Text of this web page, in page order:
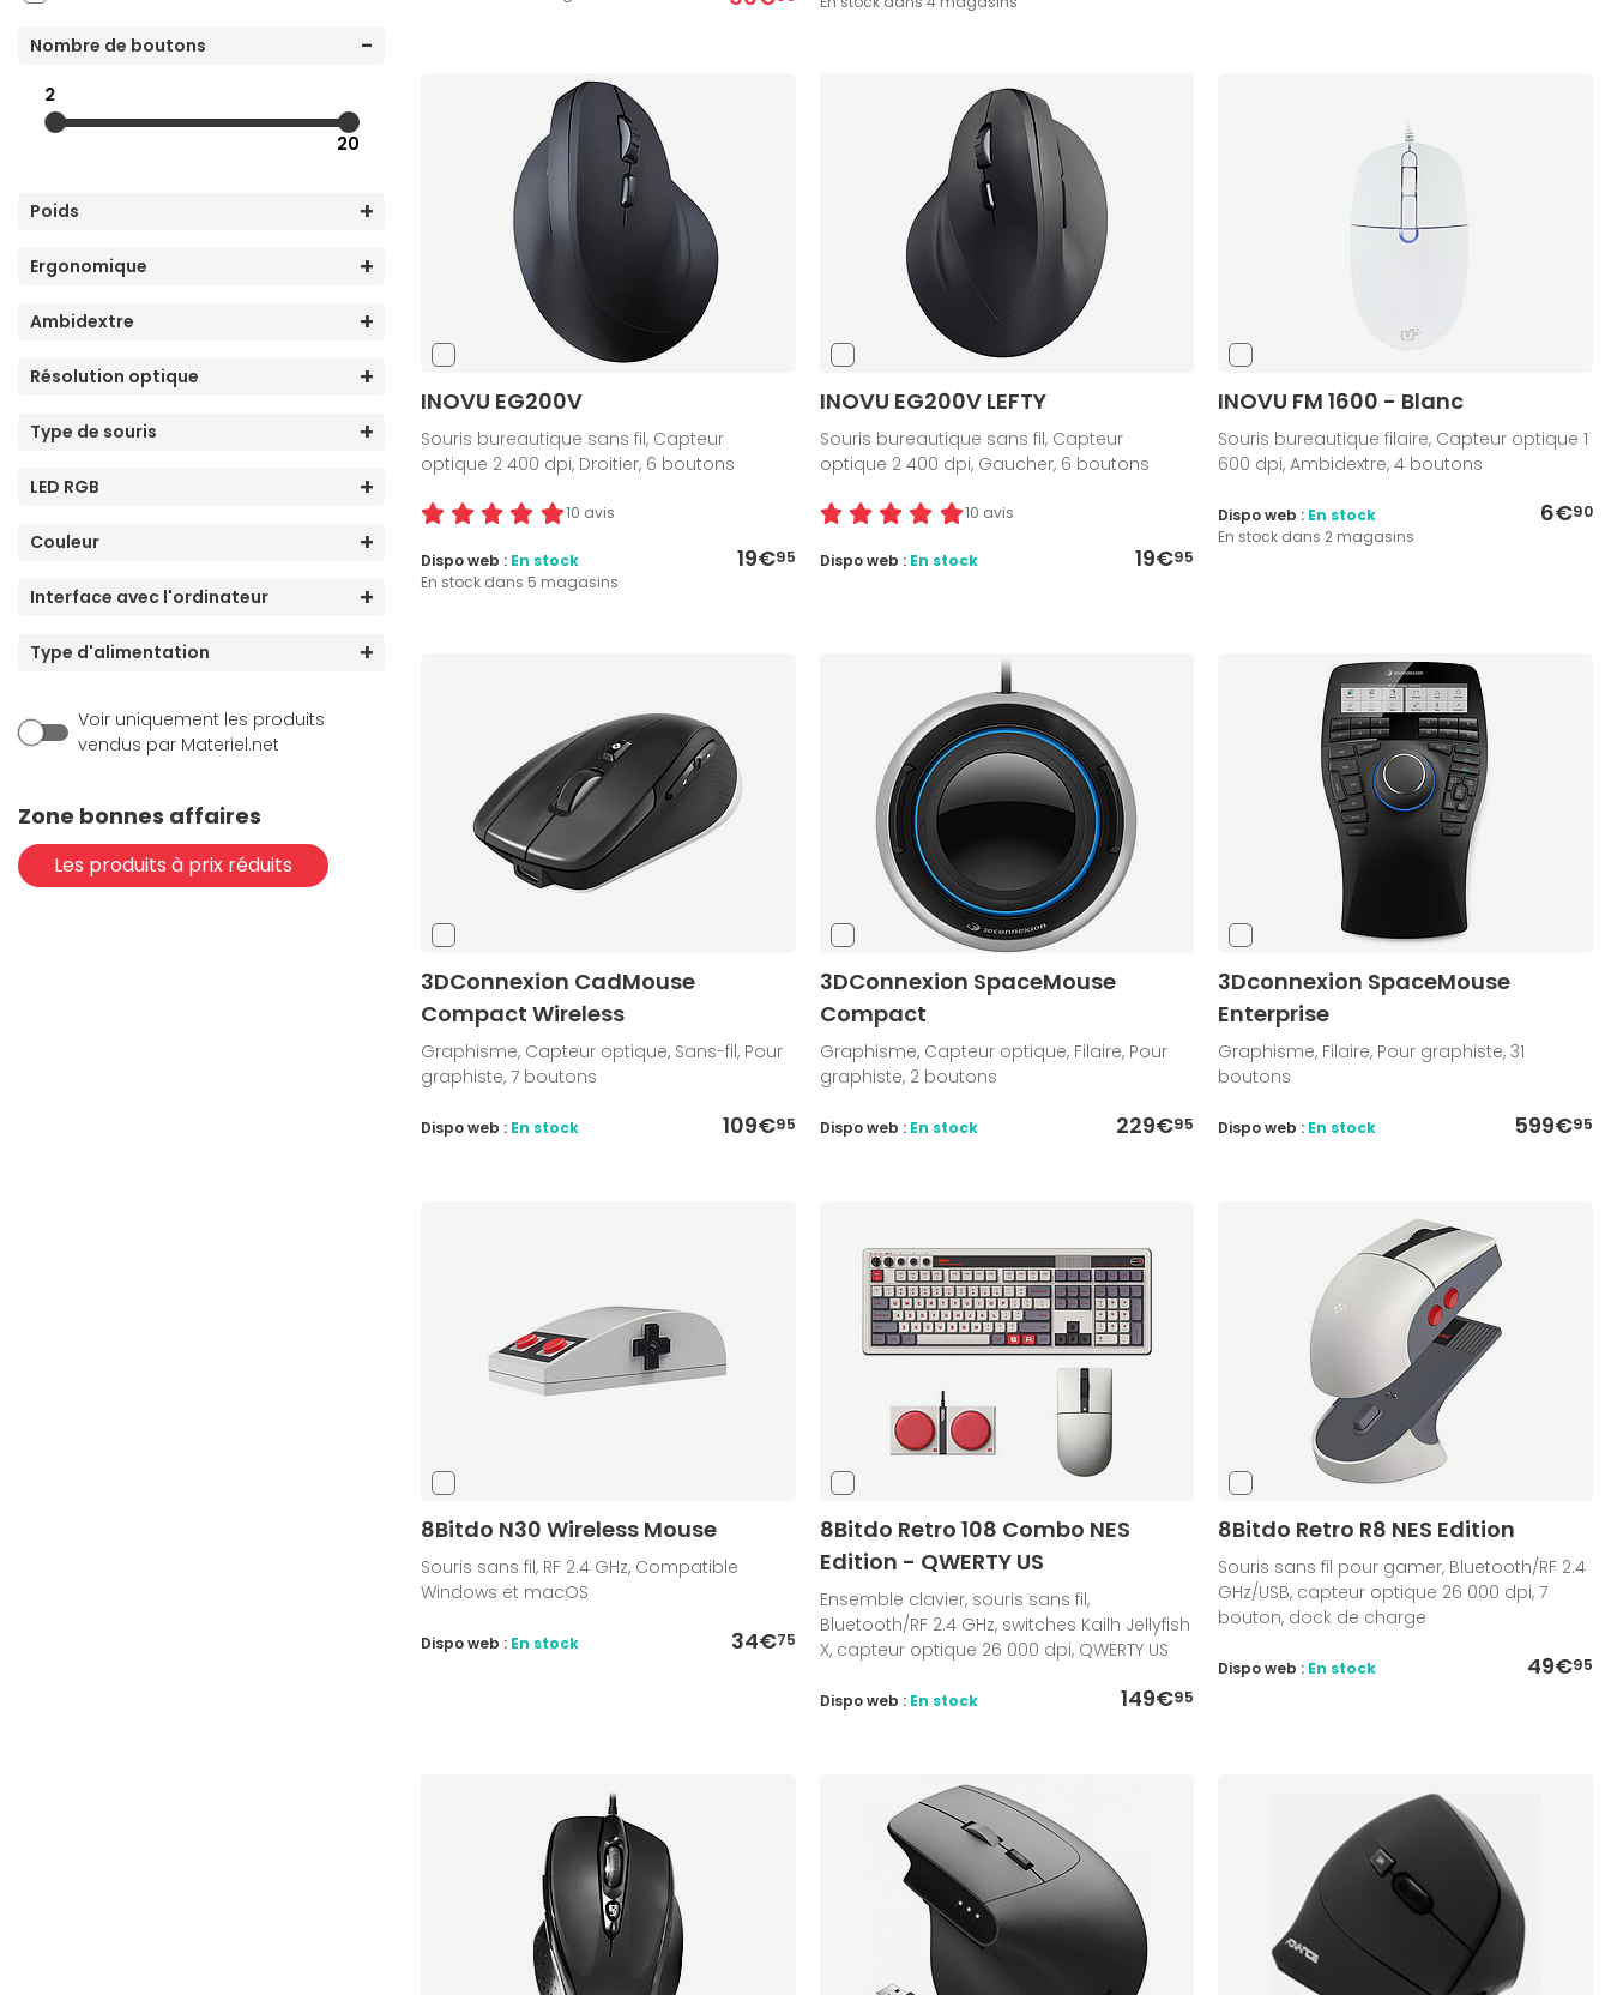
Port Connect
(6)
Satechi
(5)
SteelSeries
(15)
Turtle Beach
Nombre de boutons
2
20
Poids
Ergonomique
Ambidextre
Résolution optique
Type de souris
LED RGB
Couleur
Interface avec l'ordinateur
Type d'alimentation
Voir uniquement les produits
vendus par Materiel.net
Zone bonnes affaires
Les produits à prix réduits
INOVU EG200V
Souris bureautique sans fil, Capteur
optique 2 400 dpi, Droitier, 6 boutons
10 avis
19€95
Dispo web : En stock
En stock dans 5 magasins
INOVU EG200V LEFTY
Souris bureautique sans fil, Capteur
optique 2 400 dpi, Gaucher, 6 boutons
10 avis
19€95
Dispo web : En stock
INOVU FM 1600 - Blanc
Souris bureautique filaire, Capteur optique 1
600 dpi, Ambidextre, 4 boutons
6€90
Dispo web : En stock
En stock dans 2 magasins
3DConnexion CadMouse
Compact Wireless
Graphisme, Capteur optique, Sans-fil, Pour
graphiste, 7 boutons
109€95
Dispo web : En stock
3DConnexion SpaceMouse
Compact
Graphisme, Capteur optique, Filaire, Pour
graphiste, 2 boutons
229€95
Dispo web : En stock
3Dconnexion SpaceMouse
Enterprise
Graphisme, Filaire, Pour graphiste, 31
boutons
599€95
Dispo web : En stock
8Bitdo N30 Wireless Mouse
Souris sans fil, RF 2.4 GHz, Compatible
Windows et macOS
34€75
Dispo web : En stock
8Bitdo Retro 108 Combo NES
Edition - QWERTY US
Ensemble clavier, souris sans fil,
Bluetooth/RF 2.4 GHz, switches Kailh Jellyfish
X, capteur optique 26 000 dpi, QWERTY US
149€95
Dispo web : En stock
8Bitdo Retro R8 NES Edition
Souris sans fil pour gamer, Bluetooth/RF 2.4
GHz/USB, capteur optique 26 000 dpi, 7
bouton, dock de charge
49€95
Dispo web : En stock